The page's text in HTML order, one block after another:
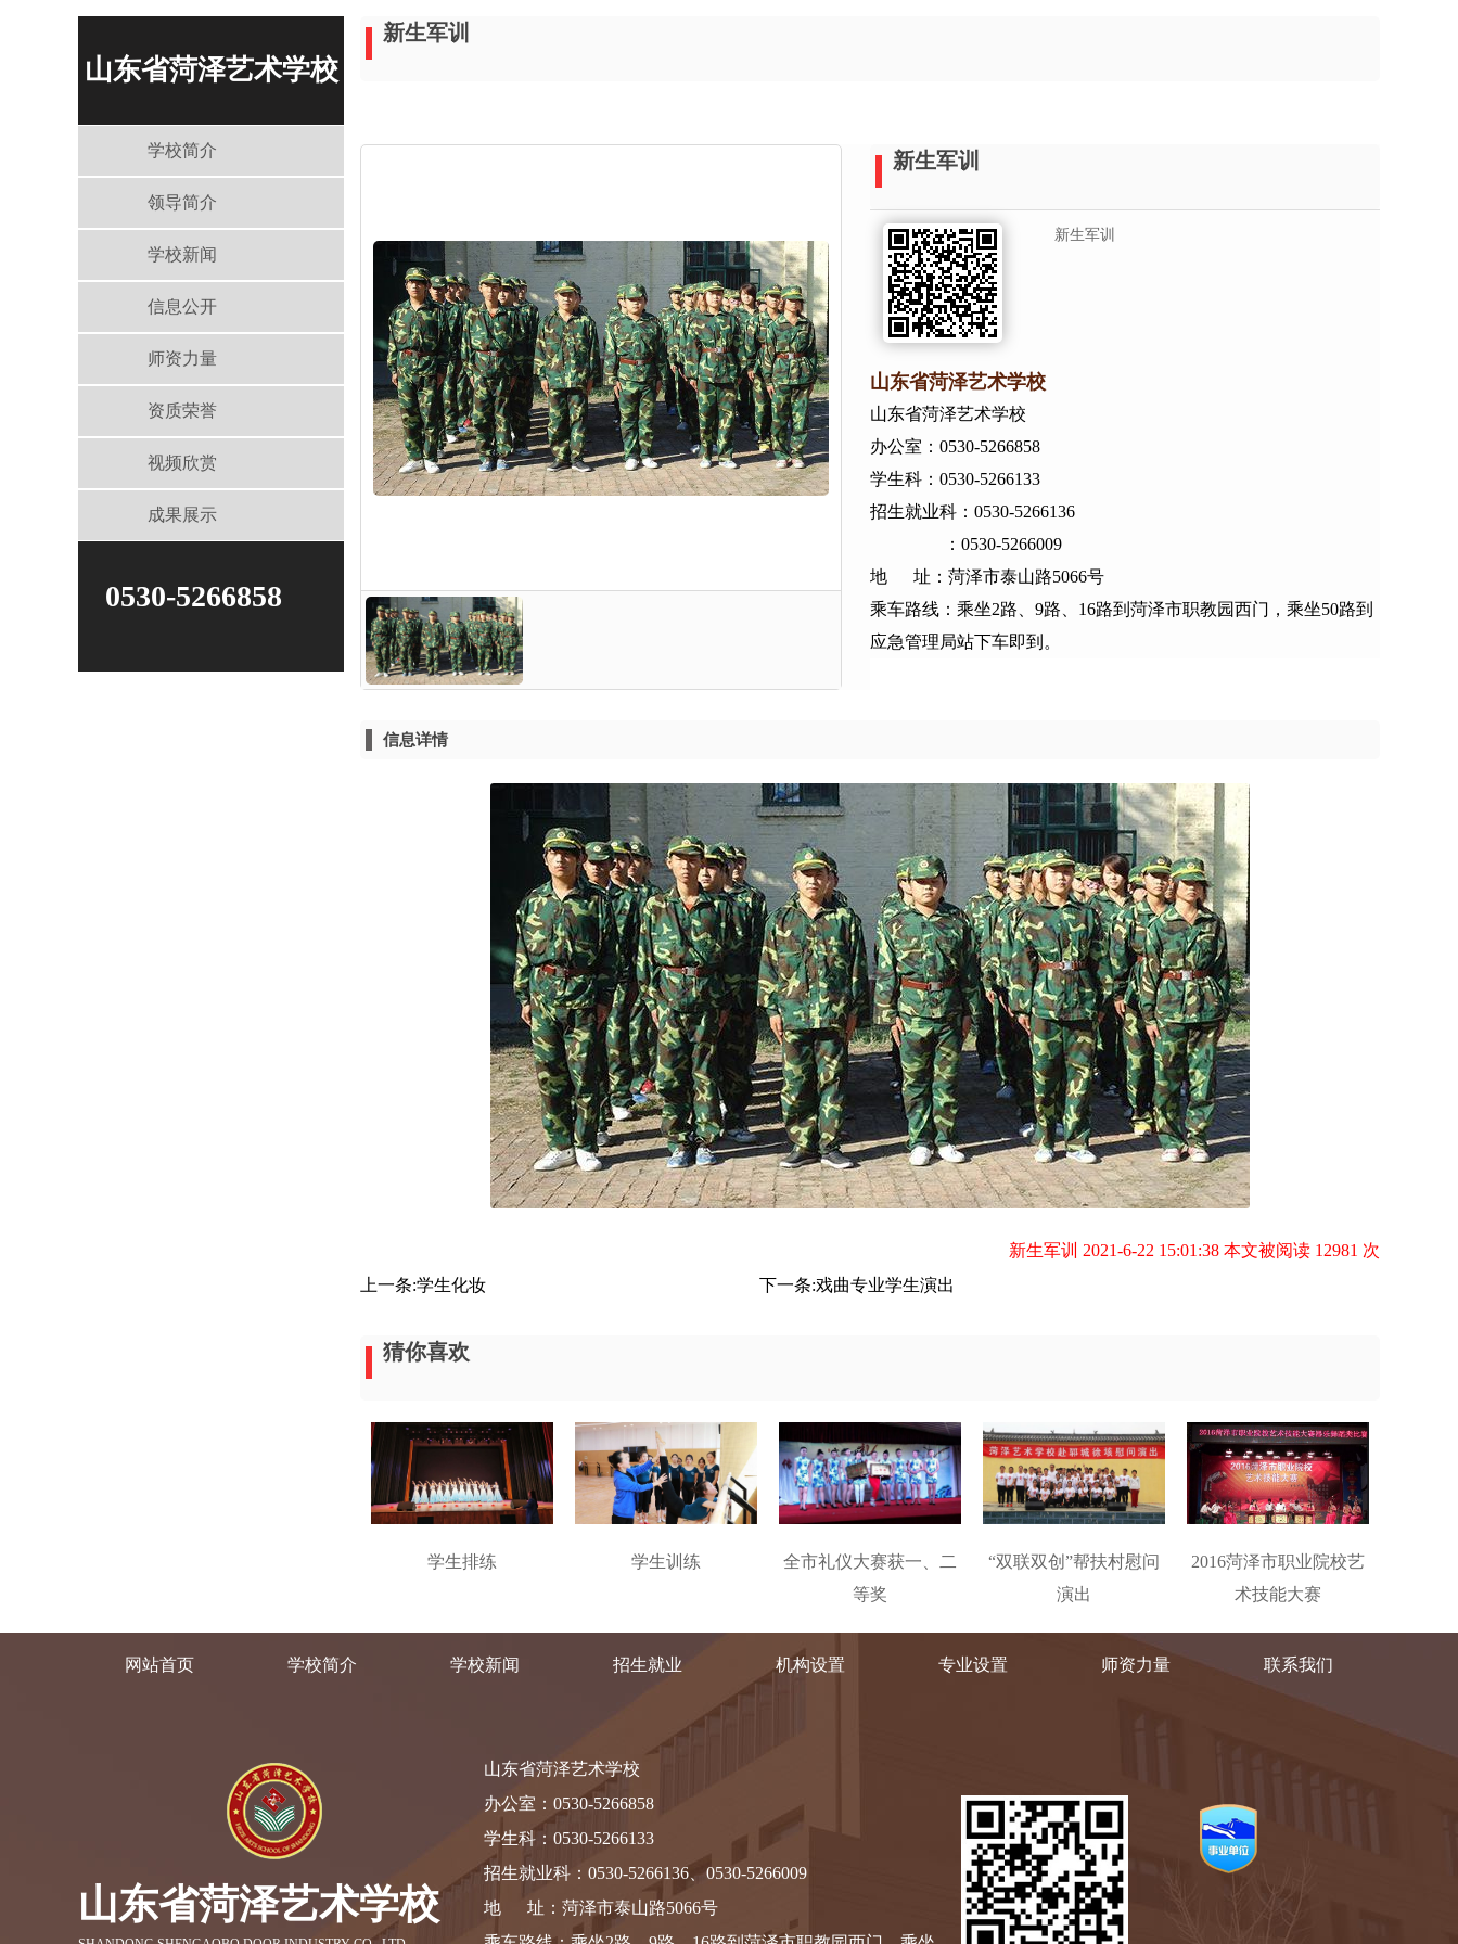
山东省菏泽艺术学校
学校简介
领导简介
学校新闻
信息公开
师资力量
资质荣誉
视频欣赏
成果展示
0530-5266858
新生军训
新生军训
新生军训
山东省菏泽艺术学校
山东省菏泽艺术学校
办公室：0530-5266858
学生科：0530-5266133
招生就业科：0530-5266136
：0530-5266009
地 址：菏泽市泰山路5066号
乘车路线：乘坐2路、9路、16路到菏泽市职教园西门，乘坐50路到
应急管理局站下车即到。
信息详情
新生军训 2021-6-22 15:01:38 本文被阅读 12981 次
上一条:学生化妆 下一条:戏曲专业学生演出
猜你喜欢
学生排练 学生训练
全市礼仪大赛获一、二
等奖
“双联双创”帮扶村慰问
演出
2016菏泽市职业院校艺
术技能大赛
网站首页 学校简介 学校新闻 招生就业 机构设置 专业设置 师资力量 联系我们
山东省菏泽艺术学校
山东省菏泽艺术学校
办公室：0530-5266858
学生科：0530-5266133
招生就业科：0530-5266136、0530-5266009
地 址：菏泽市泰山路5066号